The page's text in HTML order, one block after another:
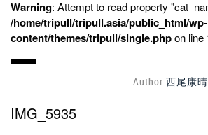
Warning: Attempt to read property
/home/tripull/tripull.asia/public_html/wp-
content/themes/tripull/single.phpon line
Author 西尾康
IMG_5935